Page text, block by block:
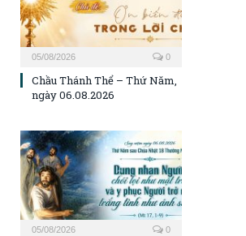
05/08/2026 0
Chầu Thánh Thể – Thứ Năm,
ngày 06.08.2026
05/08/2026 0